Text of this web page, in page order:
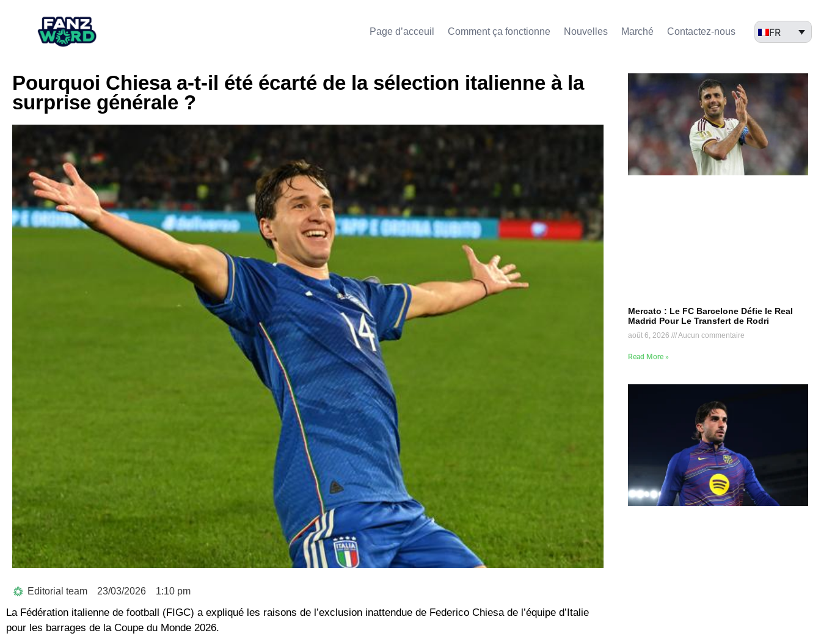
Page d’acceuil Comment ça fonctionne Nouvelles Marché​ Contactez-nous FR
Pourquoi Chiesa a-t-il été écarté de la sélection italienne à la
surprise générale ?
Editorial team 23/03/2026 1:10 pm
La Fédération italienne de football (FIGC) a expliqué les raisons de l’exclusion inattendue de Federico Chiesa de l’équipe d’Italie
pour les barrages de la Coupe du Monde 2026.
Mercato : Le FC Barcelone Défie le Real
Madrid Pour Le Transfert de Rodri
août 6, 2026 Aucun commentaire
Read More »